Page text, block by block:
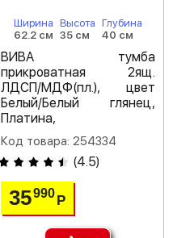
Ширина
62.2 см
Высота
35 см
Глубина
40 см
ВИВА тумба
прикроватная 2ящ.
ЛДСП/МДФ(пл.), цвет
Белый/Белый глянец,
Платина,
Код товара: 254334
(4.5)
35990 Р